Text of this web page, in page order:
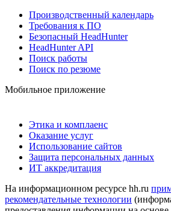
Производственный календарь
Требования к ПО
Безопасный HeadHunter
HeadHunter API
Поиск работы
Поиск по резюме
Мобильное приложение
Этика и комплаенс
Оказание услуг
Использование сайтов
Защита персональных данных
ИТ аккредитация
На информационном ресурсе hh.ru
рекомендательные технологии